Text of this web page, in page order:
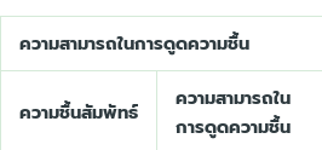
ความสามารถในการดูดความชื้น
ความชื้นสัมพัทธ์
ความสามารถใน
การดูดความชื้น